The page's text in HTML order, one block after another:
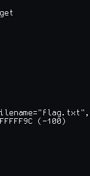
(-100)